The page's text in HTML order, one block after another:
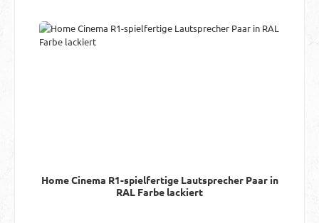
Home Cinema R1-spielfertige Lautsprecher Paar in
RAL Farbe lackiert